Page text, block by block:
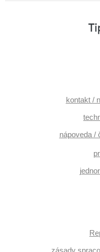
kontakt /
nápoveda /
zásady